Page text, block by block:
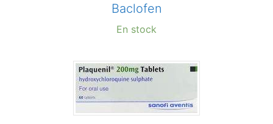
Baclofen
En stock